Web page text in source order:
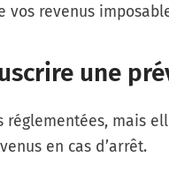
revenus
une
réglementées, mais
en cas d’arrêt.